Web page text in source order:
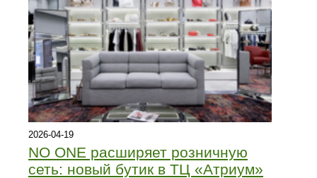
2026-04-19
NO ONE расширяет розничную
сеть: новый бутик в ТЦ «Атриум»